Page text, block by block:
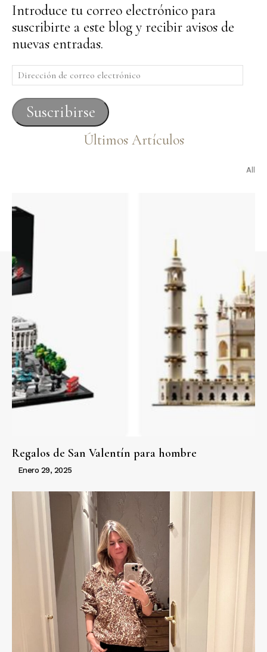
Introduce tu correo electrónico para
suscribirte a este blog y recibir avisos de
nuevas entradas.
Dirección
de
correo
electrónico
Suscribirse
Últimos Artículos
All
Regalos de San Valentín para hombre
Enero 29, 2025